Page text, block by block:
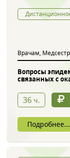
Врачам,
Вопросы
связанных с
36 ч.
Подробнее...